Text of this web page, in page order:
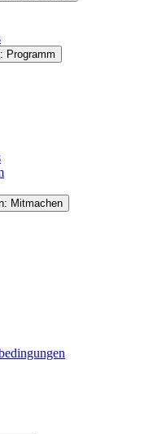
Programm
Mitmachen